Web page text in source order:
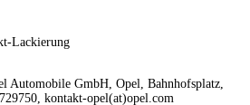
Lackierung
Automobile GmbH, Opel, Bahnhofsplatz,
kontakt-opel(at)opel.com